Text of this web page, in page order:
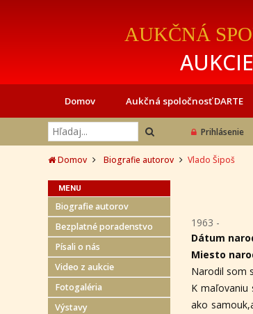
AUKČNÁ
Domov Aukčná spoločnosť DARTE
Prihlásenie
Domov Biografie autorov Vlado Šipoš
MENU
Biografie autorov
Bezplatné poradenstvo
Písali o nás
Video z aukcie
Fotogaléria
Výstavy
1963 -
Dátum
Miesto
Narodil som
K maľovaniu
ako